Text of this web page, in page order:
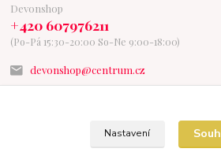
Devonshop
+420 607976211
(Po-Pá 15:30-20:00 So-Ne 9:00-18:00)
devonshop@centrum.cz
Nastavení